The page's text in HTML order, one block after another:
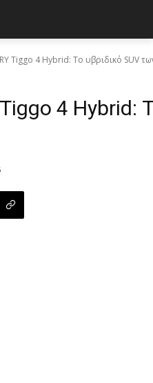
Tiggo 4 Hybrid: Το υβριδικό SUV
4 Hybrid: